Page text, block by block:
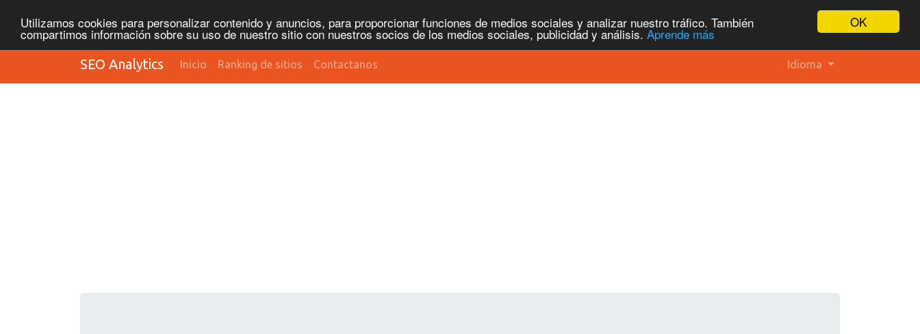
OK
Utilizamos cookies para personalizar contenido y anuncios, para proporcionar funciones de medios sociales y analizar nuestro tráfico. También
compartimos información sobre su uso de nuestro sitio con nuestros socios de los medios sociales, publicidad y análisis. Aprende más
SEO Analytics Inicio Ranking de sitios Contactanos Idioma